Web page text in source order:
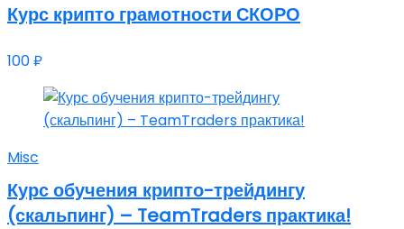
Курс крипто грамотности СКОРО
100₽
Misc
Курс обучения крипто-трейдингу
(скальпинг) – TeamTraders практика!